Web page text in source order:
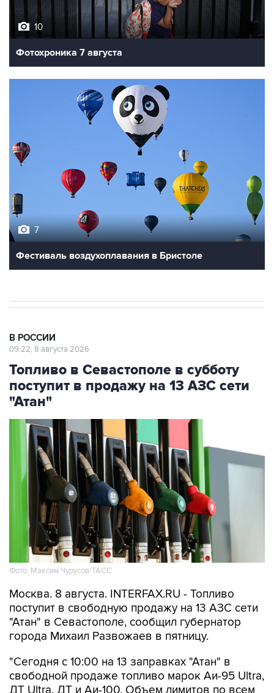
10
Фотохроника 7 августа
7
Фестиваль воздухоплавания в Бристоле
В РОССИИ
09:22, 8 августа 2026
Топливо в Севастополе в субботу
поступит в продажу на 13 АЗС сети
"Атан"
Фото: Максим Чурусов/ТАСС
Москва. 8 августа. INTERFAX.RU - Топливо
поступит в свободную продажу на 13 АЗС сети
"Атан" в Севастополе, сообщил губернатор
города Михаил Развожаев в пятницу.
"Сегодня с 10:00 на 13 заправках "Атан" в
свободной продаже топливо марок Аи-95 Ultra,